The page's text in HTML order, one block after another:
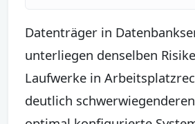
Datenträger in
unterliegen denselben
Laufwerke in
deutlich